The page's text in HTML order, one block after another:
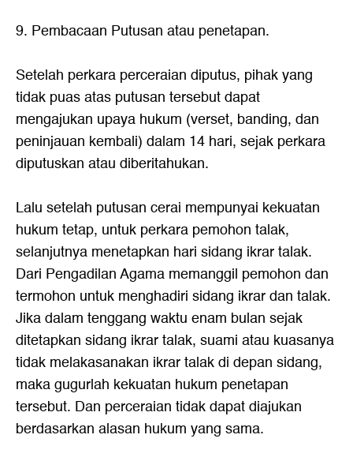
9. Pembacaan Putusan atau penetapan.
Setelah perkara perceraian diputus, pihak yang
tidak puas atas putusan tersebut dapat
mengajukan upaya hukum (verset, banding, dan
peninjauan kembali) dalam 14 hari, sejak perkara
diputuskan atau diberitahukan.
Lalu setelah putusan cerai mempunyai kekuatan
hukum tetap, untuk perkara pemohon talak,
selanjutnya menetapkan hari sidang ikrar talak.
Dari Pengadilan Agama memanggil pemohon dan
termohon untuk menghadiri sidang ikrar dan talak.
Jika dalam tenggang waktu enam bulan sejak
ditetapkan sidang ikrar talak, suami atau kuasanya
tidak melakasanakan ikrar talak di depan sidang,
maka gugurlah kekuatan hukum penetapan
tersebut. Dan perceraian tidak dapat diajukan
berdasarkan alasan hukum yang sama.